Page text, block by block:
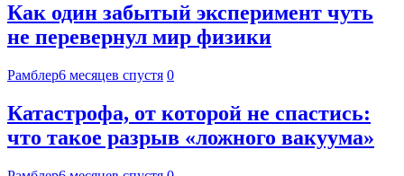
Как один забытый эксперимент чуть
не перевернул мир физики
Рамблер6 месяцев спустя 0
Катастрофа, от которой не спастись:
что такое разрыв «ложного вакуума»